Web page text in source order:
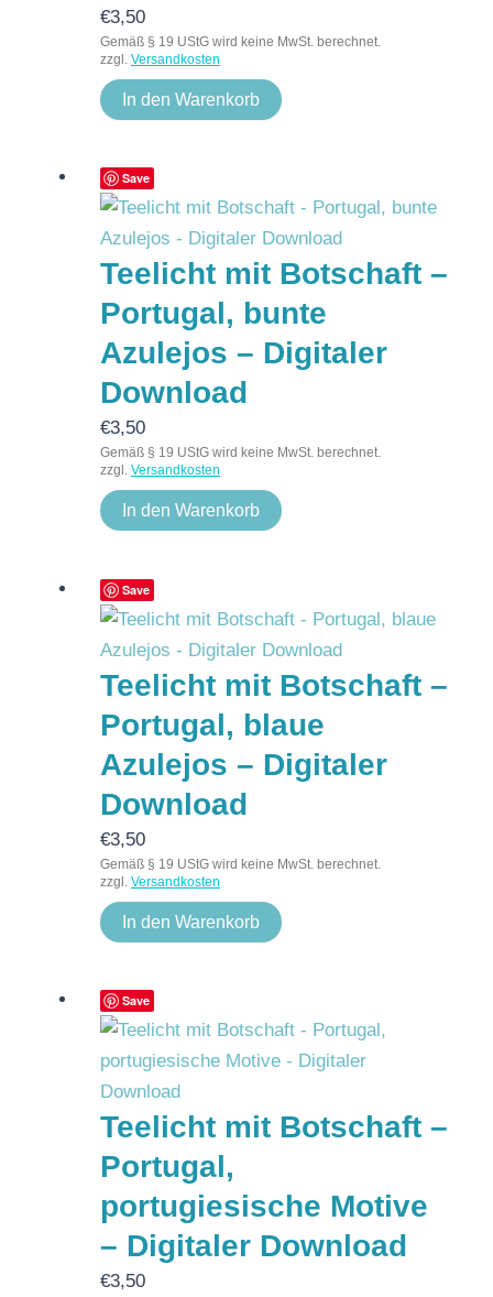
€3,50
Gemäß § 19 UStG wird keine MwSt. berechnet.
zzgl. Versandkosten
In den Warenkorb
Save
Teelicht mit Botschaft –
Portugal, bunte
Azulejos – Digitaler
Download
€3,50
Gemäß § 19 UStG wird keine MwSt. berechnet.
zzgl. Versandkosten
In den Warenkorb
Save
Teelicht mit Botschaft –
Portugal, blaue
Azulejos – Digitaler
Download
€3,50
Gemäß § 19 UStG wird keine MwSt. berechnet.
zzgl. Versandkosten
In den Warenkorb
Save
Teelicht mit Botschaft –
Portugal,
portugiesische Motive
– Digitaler Download
€3,50